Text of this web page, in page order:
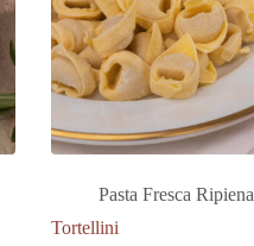
Pasta Fresca Ripiena
Tortellini